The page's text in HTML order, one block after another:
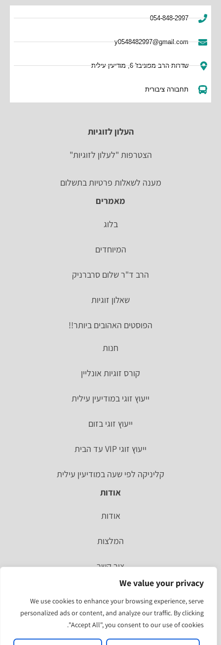
We value your privacy
We use cookies to enhance your browsing experience, serve
personalized ads or content, and analyze our traffic. By clicking
"Accept All", you consent to our use of cookies.
054-848-2997
y0548482997@gmail.com
שדרות הרב מפוניבז' 6, מודיעין עילית
תחבורה ציבורית
העלון לזוגיות
הצטרפות "לעלון לזוגיות"
מענה לשאלות פרטיות בתשלום
מאמרים
בלוג
המיוחדים
הרב ד"ר שלום סרברניק
שאלון זוגיות
הפוסטים האהובים ביותר!!
חנות
קורס זוגיות אונליין
ייעוץ זוגי במודיעין עילית
ייעוץ זוגי בזום
ייעוץ זוגי VIP עד הבית
קליניקה לפי שעה במודיעין עילית
אודות
אודות
המלצות
צור קשר
מהעיתונות
תוצאות הסקר האחרון